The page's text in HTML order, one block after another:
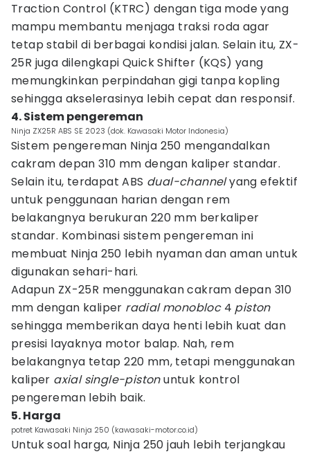
Traction Control (KTRC) dengan tiga mode yang
mampu membantu menjaga traksi roda agar
tetap stabil di berbagai kondisi jalan. Selain itu, ZX-
25R juga dilengkapi Quick Shifter (KQS) yang
memungkinkan perpindahan gigi tanpa kopling
sehingga akselerasinya lebih cepat dan responsif.
4. Sistem pengereman
Ninja ZX25R ABS SE 2023 (dok. Kawasaki Motor Indonesia)
Sistem pengereman Ninja 250 mengandalkan
cakram depan 310 mm dengan kaliper standar.
Selain itu, terdapat ABS dual-channelyang efektif
untuk penggunaan harian dengan rem
belakangnya berukuran 220 mm berkaliper
standar. Kombinasi sistem pengereman ini
membuat Ninja 250 lebih nyaman dan aman untuk
digunakan sehari-hari.
Adapun ZX-25R menggunakan cakram depan 310
mm dengan kaliper radial monobloc4 piston
sehingga memberikan daya henti lebih kuat dan
presisi layaknya motor balap. Nah, rem
belakangnya tetap 220 mm, tetapi menggunakan
kaliper axial single-pistonuntuk kontrol
pengereman lebih baik.
5. Harga
potret Kawasaki Ninja 250 (kawasaki-motor.co.id)
Untuk soal harga, Ninja 250 jauh lebih terjangkau